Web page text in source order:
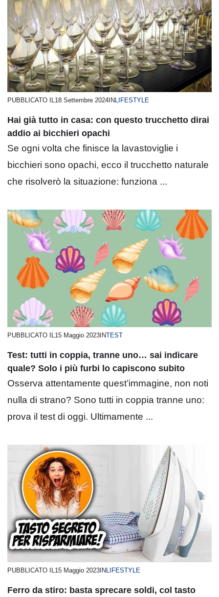
PUBBLICATO IL 18 Settembre 2024 IN LIFESTYLE
Hai già tutto in casa: con questo trucchetto dirai
addio ai bicchieri opachi
Se ogni volta che finisce la lavastoviglie i
bicchieri sono opachi, ecco il trucchetto naturale
che risolverò la situazione: funziona ...
PUBBLICATO IL 15 Maggio 2023 INTEST
Test: tutti in coppia, tranne uno… sai indicare
quale? Solo i più furbi lo capiscono subito
Osserva attentamente quest’immagine, non noti
nulla di strano? Sono tutti in coppia tranne uno:
prova il test di oggi. Ultimamente ...
PUBBLICATO IL 15 Maggio 2023 IN LIFESTYLE
Ferro da stiro: basta sprecare soldi, col tasto